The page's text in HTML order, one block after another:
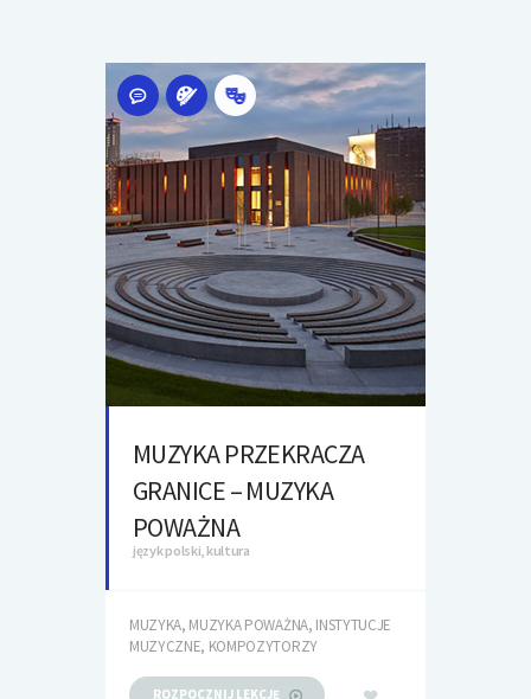
MUZYKA PRZEKRACZA
GRANICE – MUZYKA
POWAŻNA
język polski, kultura
MUZYKA, MUZYKA POWAŻNA, INSTYTUCJE
MUZYCZNE, KOMPOZYTORZY
ROZPOCZNIJ LEKCJĘ